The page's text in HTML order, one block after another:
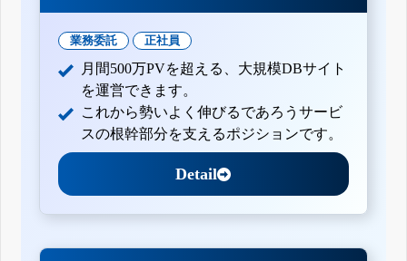
業務委託 正社員
月間500万PVを超える、大規模DBサイト
を運営できます。
これから勢いよく伸びるであろうサービ
スの根幹部分を支えるポジションです。
Detail